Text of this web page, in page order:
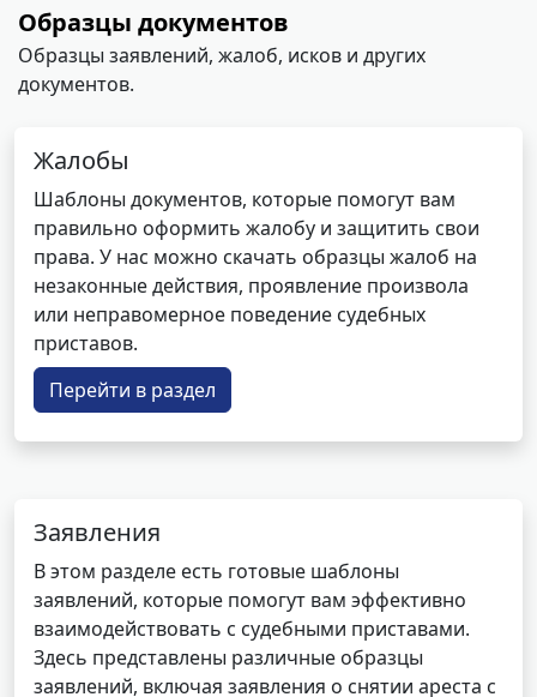
Образцы документов
Образцы заявлений, жалоб, исков и других
документов.
Жалобы
Шаблоны документов, которые помогут вам
правильно оформить жалобу и защитить свои
права. У нас можно скачать образцы жалоб на
незаконные действия, проявление произвола
или неправомерное поведение судебных
приставов.
Перейти в раздел
Заявления
В этом разделе есть готовые шаблоны
заявлений, которые помогут вам эффективно
взаимодействовать с судебными приставами.
Здесь представлены различные образцы
заявлений, включая заявления о снятии ареста с